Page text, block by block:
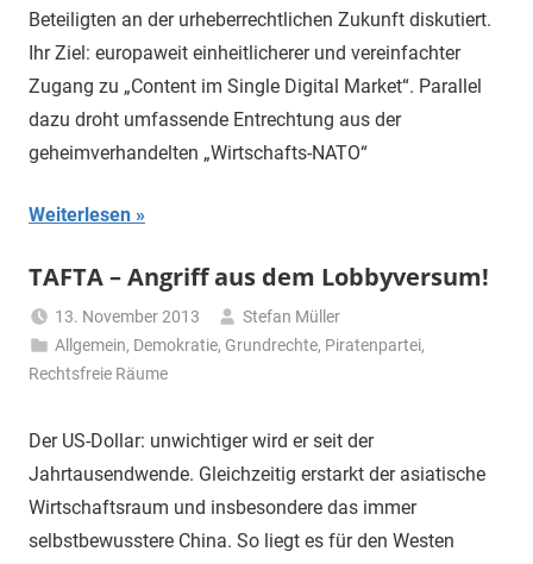
Beteiligten an der urheberrechtlichen Zukunft diskutiert.
Ihr Ziel: europaweit einheitlicherer und vereinfachter
Zugang zu „Content im Single Digital Market“. Parallel
dazu droht umfassende Entrechtung aus der
geheimverhandelten „Wirtschafts-NATO“
Weiterlesen
TAFTA – Angriff aus dem Lobbyversum!
13. November 2013
Stefan Müller
Allgemein, Demokratie, Grundrechte, Piratenpartei,
Rechtsfreie Räume
Der US-Dollar: unwichtiger wird er seit der
Jahrtausendwende. Gleichzeitig erstarkt der asiatische
Wirtschaftsraum und insbesondere das immer
selbstbewusstere China. So liegt es für den Westen